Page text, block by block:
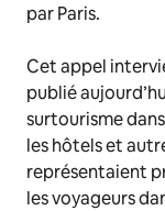
par Paris.
Cet appel
publié
surtourisme
les hôtels et
représentaient
les voyageurs